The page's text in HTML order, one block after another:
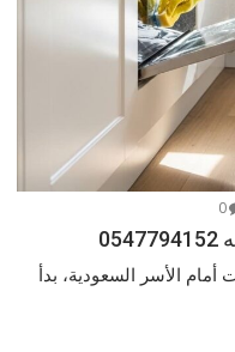
0
الأسر السعودية، بدأ